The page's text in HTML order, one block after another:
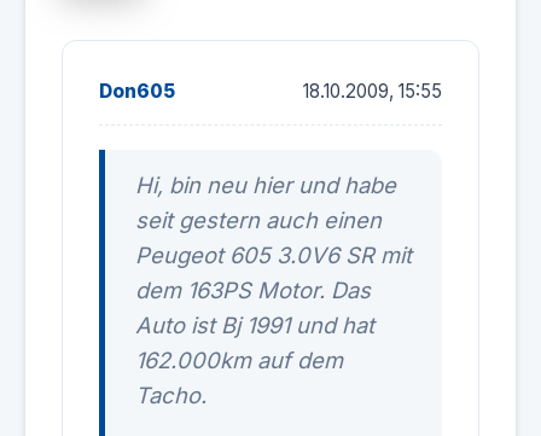
Don605 18.10.2009, 15:55
Hi, bin neu hier und habe
seit gestern auch einen
Peugeot 605 3.0V6 SR mit
dem 163PS Motor. Das
Auto ist Bj 1991 und hat
162.000km auf dem
Tacho.